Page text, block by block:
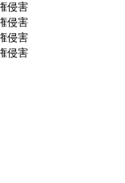
侵害
侵害
侵害
侵害